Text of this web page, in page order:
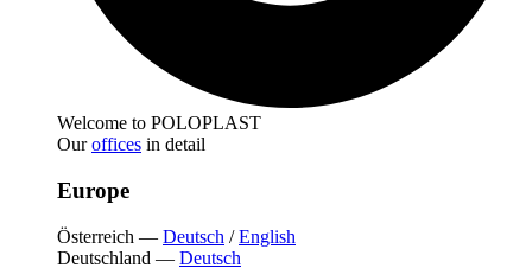
Welcome to POLOPLAST
Ouroffices in detail
Europe
Österreich — Deutsch /English
Deutschland — Deutsch